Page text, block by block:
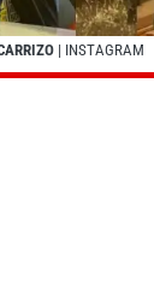
| INSTAGRAM